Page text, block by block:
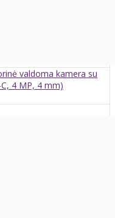
valdoma kamera su
4 MP, 4 mm)